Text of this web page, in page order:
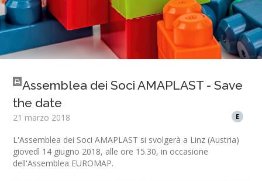
Assemblea dei Soci AMAPLAST - Save
the date
21 marzo 2018 E
L'Assemblea dei Soci AMAPLAST si svolgerà a Linz (Austria)
giovedì 14 giugno 2018, alle ore 15.30, in occasione
dell'Assemblea EUROMAP.